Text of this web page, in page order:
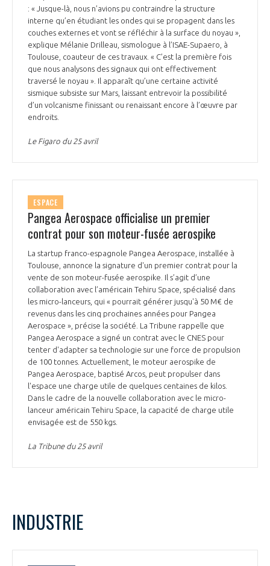
: « Jusque-là, nous n’avions pu contraindre la structure
interne qu’en étudiant les ondes qui se propagent dans les
couches externes et vont se réfléchir à la surface du noyau »,
explique Mélanie Drilleau, sismologue à l’ISAE-Supaero, à
Toulouse, coauteur de ces travaux. « C’est la première fois
que nous analysons des signaux qui ont effectivement
traversé le noyau ». Il apparaît qu’une certaine activité
sismique subsiste sur Mars, laissant entrevoir la possibilité
d’un volcanisme finissant ou renaissant encore à l’œuvre par
endroits.
Le Figaro du 25 avril
ESPACE
Pangea Aerospace officialise un premier
contrat pour son moteur-fusée aerospike
La startup franco-espagnole Pangea Aerospace, installée à
Toulouse, annonce la signature d'un premier contrat pour la
vente de son moteur-fusée aerospike. Il s’agit d’une
collaboration avec l’américain Tehiru Space, spécialisé dans
les micro-lanceurs, qui « pourrait générer jusqu'à 50 M€ de
revenus dans les cinq prochaines années pour Pangea
Aerospace », précise la société. La Tribune rappelle que
Pangea Aerospace a signé un contrat avec le CNES pour
tenter d'adapter sa technologie sur une force de propulsion
de 100 tonnes. Actuellement, le moteur aerospike de
Pangea Aerospace, baptisé Arcos, peut propulser dans
l'espace une charge utile de quelques centaines de kilos.
Dans le cadre de la nouvelle collaboration avec le micro-
lanceur américain Tehiru Space, la capacité de charge utile
envisagée est de 550 kgs.
La Tribune du 25 avril
INDUSTRIE